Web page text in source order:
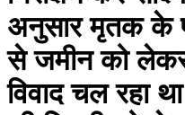
अनुसार मृतक के
से जमीन को लेकर
विवाद चल रहा